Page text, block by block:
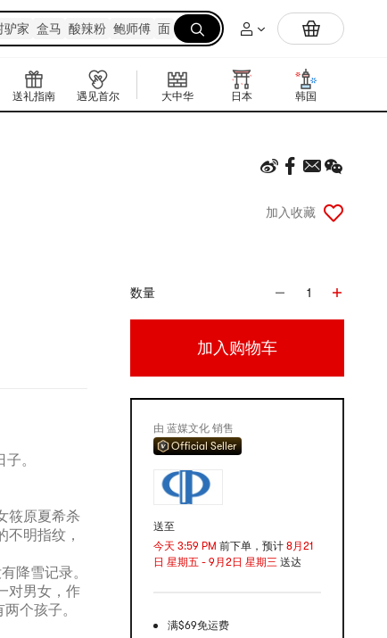
自研抹茶粉上线🔥在家实现抹茶拿铁自由
驴家 盒马 酸辣粉 鲍师傅 面
送礼指南 遇见首尔 大中华 日本 韩国
。
筱原夏希杀
明指纹，
降雪记录。
对男女，作
个孩子。
加入收藏
数量 1
加入购物车
由 蓝媒文化 销售
Official Seller
送至
今天 3:59 PM 前下单，预计 8月21
日 星期五 - 9月2日 星期三 送达
满$69免运费